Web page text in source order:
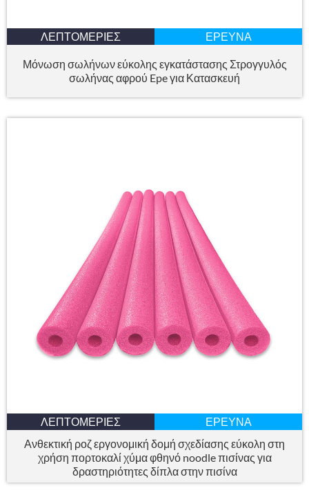
ΛΕΠΤΟΜΈΡΙΕΣ ΈΡΕΥΝΑ
Μόνωση σωλήνων εύκολης εγκατάστασης Στρογγυλός
σωλήνας αφρού Epe για Κατασκευή
ΛΕΠΤΟΜΈΡΙΕΣ
ΈΡΕΥΝΑ
Ανθεκτική ροζ εργονομική δομή σχεδίασης εύκολη στη
χρήση πορτοκαλί χύμα φθηνό noodle πισίνας για
δραστηριότητες δίπλα στην πισίνα